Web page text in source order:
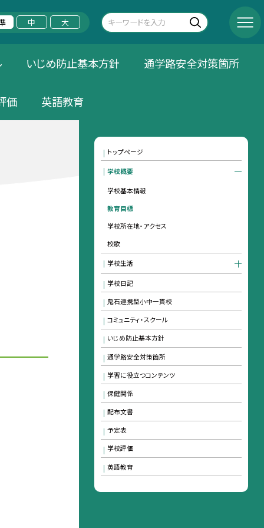
中 大
いじめ防止基本方針 通学路安全対策箇所
価 英語教育
トップページ
学校概要
学校基本情報
教育目標
学校所在地・アクセス
校歌
学校生活
学校日記
鬼石連携型小中一貫校
コミュニティ・スクール
いじめ防止基本方針
通学路安全対策箇所
学習に役立つコンテンツ
保健関係
配布文書
予定表
学校評価
英語教育